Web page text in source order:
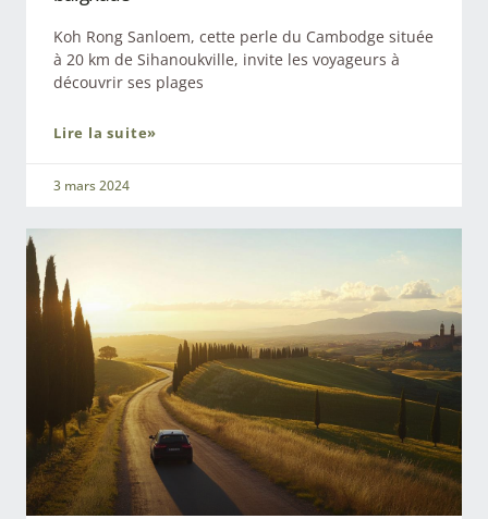
Koh Rong Sanloem, cette perle du Cambodge située
à 20 km de Sihanoukville, invite les voyageurs à
découvrir ses plages
Lire la suite»
3 mars 2024